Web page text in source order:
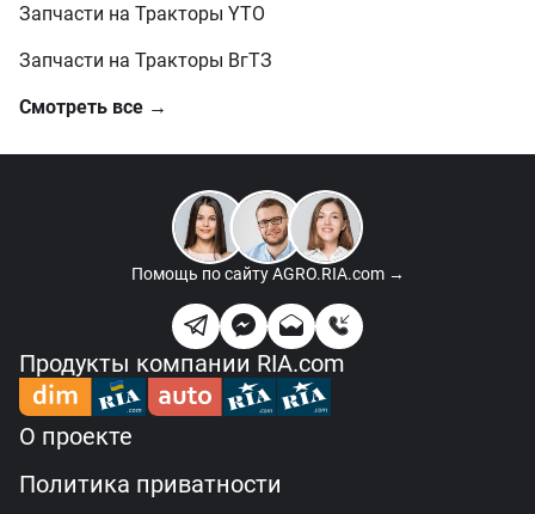
Запчасти на Тракторы YTO
Запчасти на Тракторы ВгТЗ
Смотреть все →
Помощь по сайтуAGRO.RIA.com →
Продукты компании RIA.com
О проекте
Политика приватности